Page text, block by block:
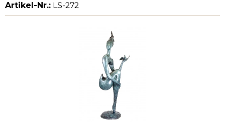
Artikel-Nr.: LS-272